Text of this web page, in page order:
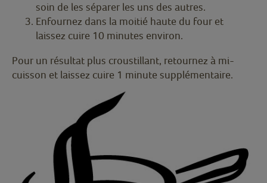
soin de les séparer les uns des autres.
Enfournez dans la moitié haute du four et
laissez cuire 10 minutes environ.
Pour un résultat plus croustillant, retournez à mi-
cuisson et laissez cuire 1 minute supplémentaire.